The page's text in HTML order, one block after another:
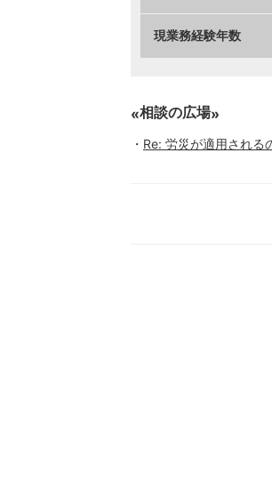
現業務経験年数
相談の広場
Re: 労災が適用される